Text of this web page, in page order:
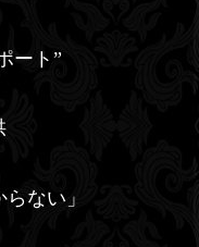
ート”
ない」